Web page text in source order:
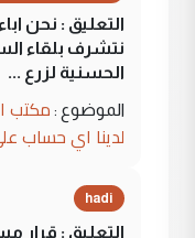
التعليق : نحن
نتشرف بلقاء
الحسنية لزرع ...
الموضوع : مكتب
لدينا اي حساب
hadi
التعليق : قرار